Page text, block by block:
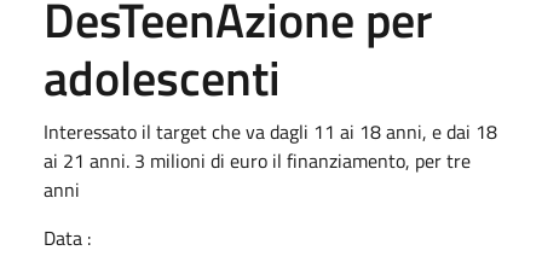
DesTeenAzione per
adolescenti
Interessato il target che va dagli 11 ai 18 anni, e dai 18
ai 21 anni. 3 milioni di euro il finanziamento, per tre
anni
Data :